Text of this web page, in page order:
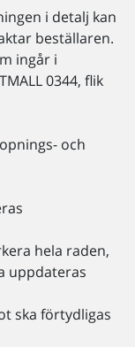
i detalj kan
beställaren.
ingår i
0344, flik
och
hela raden,
uppdateras
ska förtydligas